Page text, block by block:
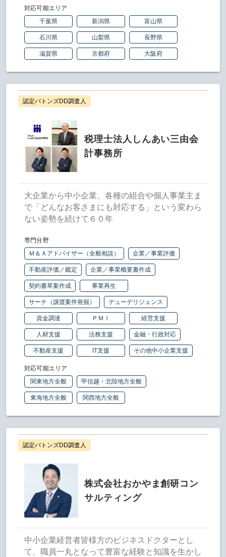
対応可能エリア
千葉県
新潟県 富山県
石川県 山梨県 長野県
滋賀県 京都府 大阪府
認定バトンズDD調査人
税理士法人しんあい三由会
計事務所
大企業から中小企業、各種の組合や個人事業主ま
で「どんなお客さまにも対応する」という変わら
ない姿勢を続けて６０年
専門分野
Ｍ＆Ａアドバイザー（全般相談）
企業／事業評価
不動産評価／鑑定 企業／事業概要書作成
契約書草案作成 事業再生
サーチ（譲渡案件発掘） デューデリジェンス
資金調達 ＰＭＩ 経営支援
人材支援 法務支援 金融・行政対応
不動産支援 IT支援 その他中小企業支援
対応可能エリア
関東地方全般
甲信越・北陸地方全般
東海地方全般 関西地方全般
認定バトンズDD調査人
株式会社おかやま創研コン
サルティング
中小企業経営者皆様方のビジネスドクターとし
て、職員一丸となって豊富な経験と知識を生かし